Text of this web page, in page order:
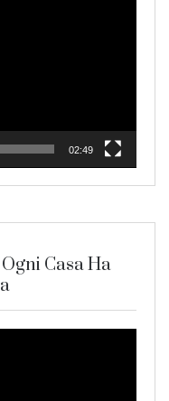
02:49
Casa Ha